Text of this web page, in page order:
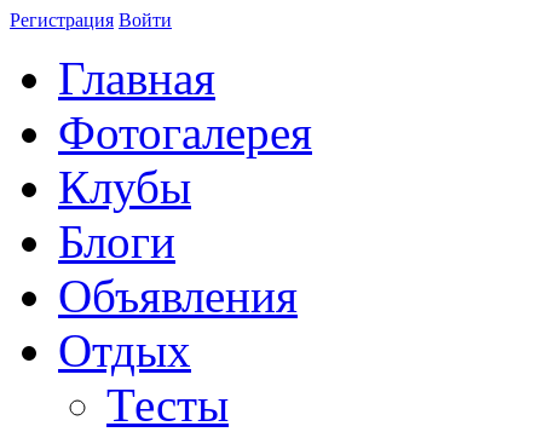
Регистрация Войти
Главная
Фотогалерея
Клубы
Блоги
Объявления
Отдых
Тесты